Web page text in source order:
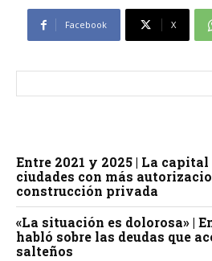
Facebook X
Entre 2021 y 2025 | La
ciudades con más
construcción privada
«La situación es dolorosa» |
habló sobre las deudas que
salteños